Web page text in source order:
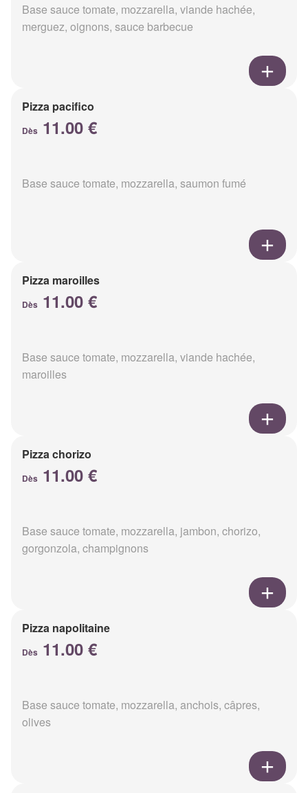
Base sauce tomate, mozzarella, viande hachée,
merguez, oignons, sauce barbecue
Pizza pacifico
Dès 11.00 €
Base sauce tomate, mozzarella, saumon fumé
Pizza maroilles
Dès 11.00 €
Base sauce tomate, mozzarella, viande hachée,
maroilles
Pizza chorizo
Dès 11.00 €
Base sauce tomate, mozzarella, jambon, chorizo,
gorgonzola, champignons
Pizza napolitaine
Dès 11.00 €
Base sauce tomate, mozzarella, anchois, câpres,
olives